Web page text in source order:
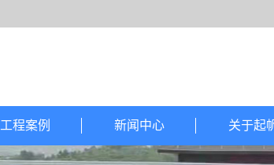
工程案例 新闻中心 关于起